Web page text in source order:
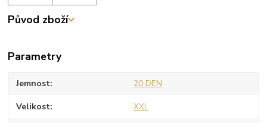
Původ zboží
Parametry
Jemnost 20 DEN
Velikost XXL